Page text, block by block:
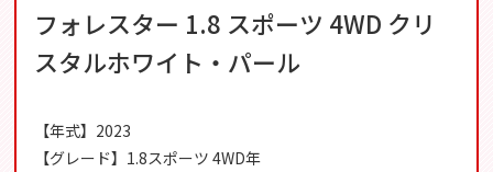
フォレスター 1.8 スポーツ 4WD クリ
スタルホワイト・パール
【年式】2023
【グレード】1.8スポーツ 4WD年